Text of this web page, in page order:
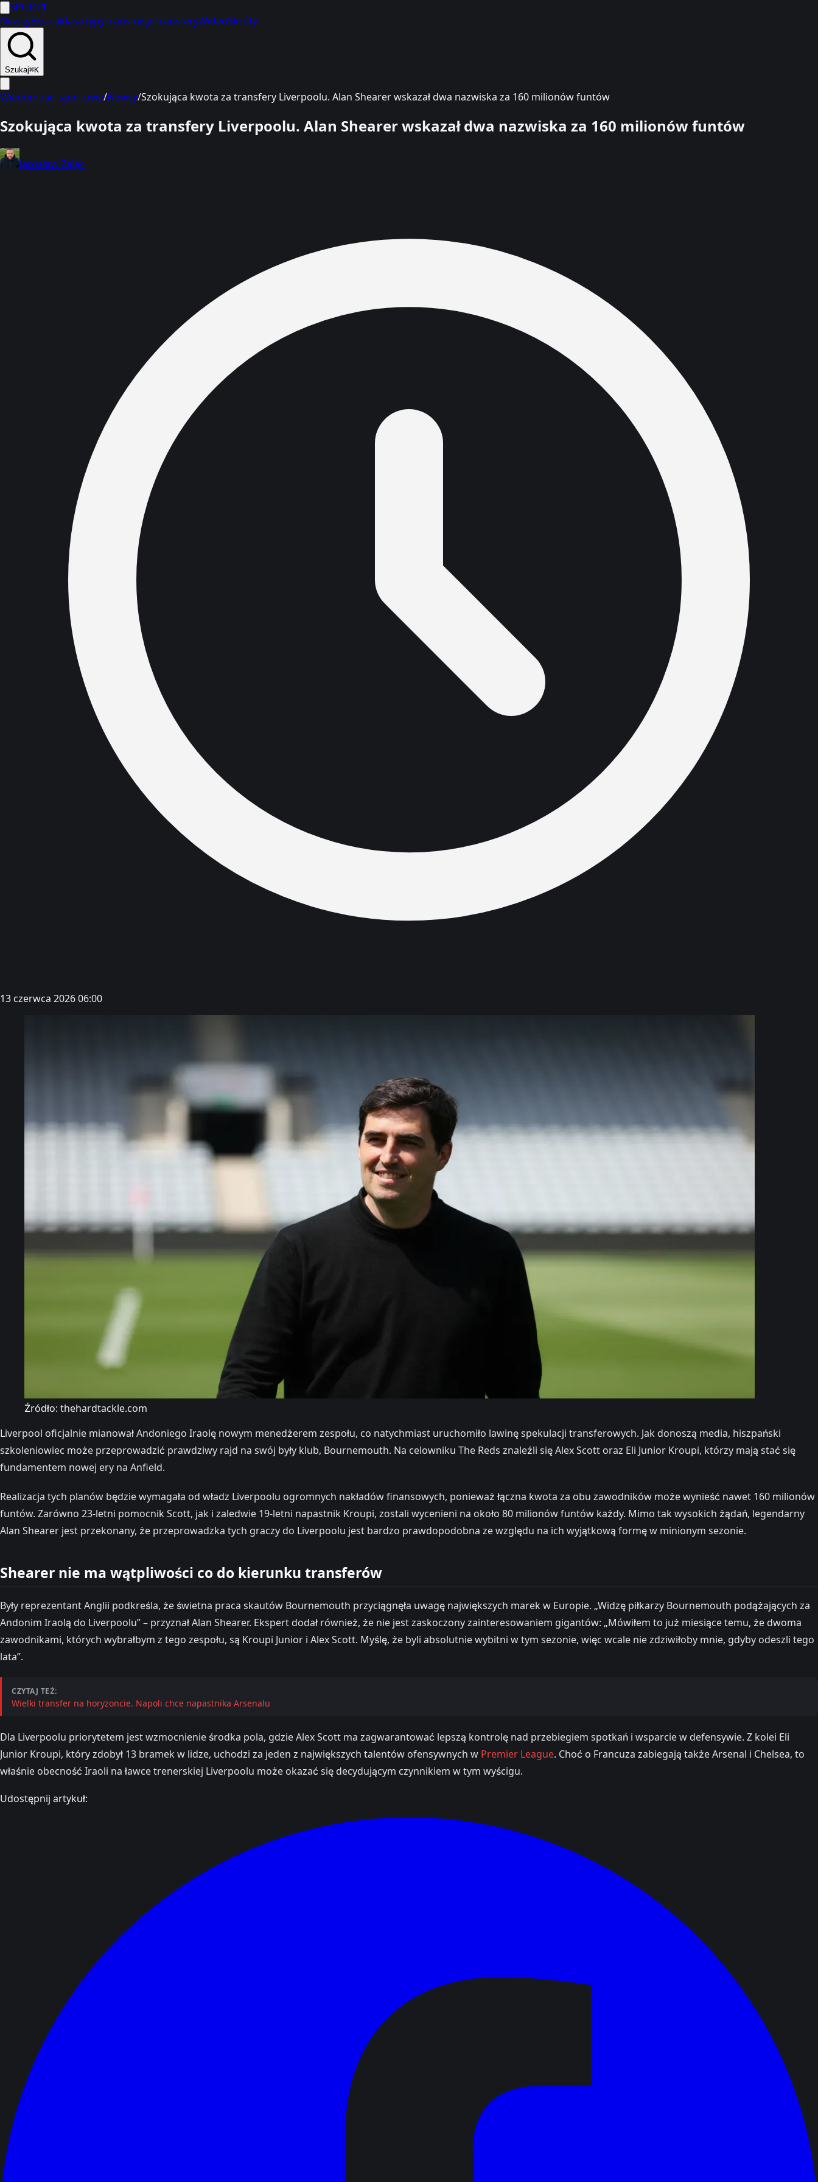
SPORT1
NewsyEkstraklasaTypyTransmisjeTransferyWideoSkróty
Szukaj⌘K
Wiadomości sportowe/Newsy/Szokująca kwota za transfery Liverpoolu. Alan Shearer wskazał dwa nazwiska za 160 milionów funtów
Szokująca kwota za transfery Liverpoolu. Alan Shearer wskazał dwa nazwiska za 160 milionów funtów
Jarosław Zając
13 czerwca 2026 06:00
Źródło: thehardtackle.com
Liverpool oficjalnie mianował Andoniego Iraolę nowym menedżerem zespołu, co natychmiast uruchomiło lawinę spekulacji transferowych. Jak donoszą media, hiszpański
szkoleniowiec może przeprowadzić prawdziwy rajd na swój były klub, Bournemouth. Na celowniku The Reds znaleźli się Alex Scott oraz Eli Junior Kroupi, którzy mają stać się
fundamentem nowej ery na Anfield.
Realizacja tych planów będzie wymagała od władz Liverpoolu ogromnych nakładów finansowych, ponieważ łączna kwota za obu zawodników może wynieść nawet 160 milionów
funtów. Zarówno 23-letni pomocnik Scott, jak i zaledwie 19-letni napastnik Kroupi, zostali wycenieni na około 80 milionów funtów każdy. Mimo tak wysokich żądań, legendarny
Alan Shearer jest przekonany, że przeprowadzka tych graczy do Liverpoolu jest bardzo prawdopodobna ze względu na ich wyjątkową formę w minionym sezonie.
Shearer nie ma wątpliwości co do kierunku transferów
Były reprezentant Anglii podkreśla, że świetna praca skautów Bournemouth przyciągnęła uwagę największych marek w Europie. „Widzę piłkarzy Bournemouth podążających za
Andonim Iraolą do Liverpoolu” – przyznał Alan Shearer. Ekspert dodał również, że nie jest zaskoczony zainteresowaniem gigantów: „Mówiłem to już miesiące temu, że dwoma
zawodnikami, których wybrałbym z tego zespołu, są Kroupi Junior i Alex Scott. Myślę, że byli absolutnie wybitni w tym sezonie, więc wcale nie zdziwiłoby mnie, gdyby odeszli tego
lata”.
CZYTAJ TEŻ:
Wielki transfer na horyzoncie. Napoli chce napastnika Arsenalu
Dla Liverpoolu priorytetem jest wzmocnienie środka pola, gdzie Alex Scott ma zagwarantować lepszą kontrolę nad przebiegiem spotkań i wsparcie w defensywie. Z kolei Eli
Junior Kroupi, który zdobył 13 bramek w lidze, uchodzi za jeden z największych talentów ofensywnych w Premier League. Choć o Francuza zabiegają także Arsenal i Chelsea, to
właśnie obecność Iraoli na ławce trenerskiej Liverpoolu może okazać się decydującym czynnikiem w tym wyścigu.
Udostępnij artykuł: